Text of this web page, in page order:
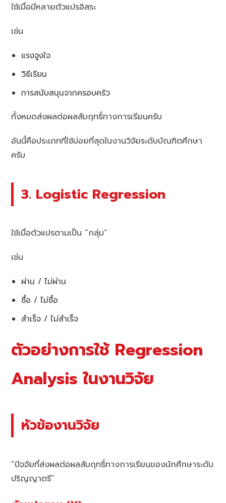
ใช้เมื่อมีหลายตัวแปรอิสระ
เช่น
แรงจูงใจ
วิธีเรียน
การสนับสนุนจากครอบครัว
ทั้งหมดส่งผลต่อผลสัมฤทธิ์ทางการเรียนครับ
อันนี้คือประเภทที่ใช้บ่อยที่สุดในงานวิจัยระดับบัณฑิตศึกษา
ครับ
3. Logistic Regression
ใช้เมื่อตัวแปรตามเป็น “กลุ่ม”
เช่น
ผ่าน / ไม่ผ่าน
ซื้อ / ไม่ซื้อ
สำเร็จ / ไม่สำเร็จ
ตัวอย่างการใช้ Regression
Analysis ในงานวิจัย
หัวข้องานวิจัย
“ปัจจัยที่ส่งผลต่อผลสัมฤทธิ์ทางการเรียนของนักศึกษาระดับ
ปริญญาตรี”